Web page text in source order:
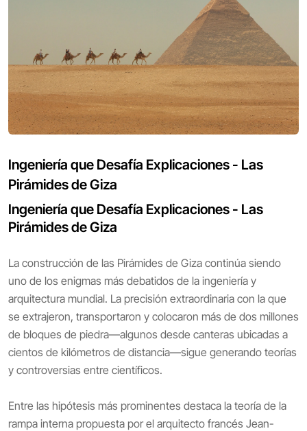
Ingeniería que Desafía Explicaciones - Las
Pirámides de Giza
Ingeniería que Desafía Explicaciones - Las
Pirámides de Giza
La construcción de las Pirámides de Giza continúa siendo
uno de los enigmas más debatidos de la ingeniería y
arquitectura mundial. La precisión extraordinaria con la que
se extrajeron, transportaron y colocaron más de dos millones
de bloques de piedra—algunos desde canteras ubicadas a
cientos de kilómetros de distancia—sigue generando teorías
y controversias entre científicos.
Entre las hipótesis más prominentes destaca la teoría de la
rampa interna propuesta por el arquitecto francés Jean-